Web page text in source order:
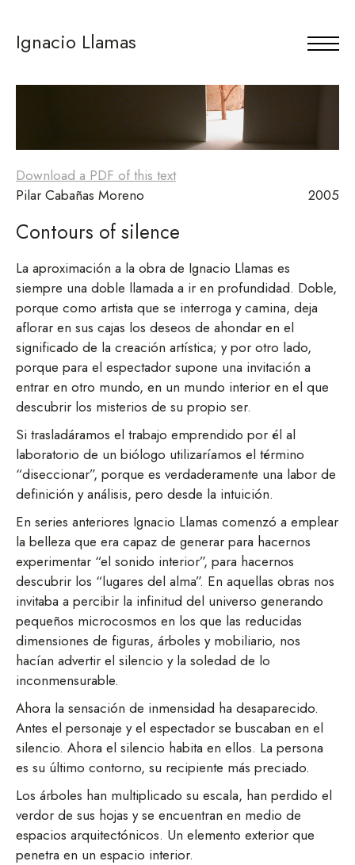
Ignacio Llamas
Pilar Cabañas Moreno 2005
Download a PDF of this text
Contours of silence
La aproximación a la obra de Ignacio Llamas es
siempre una doble llamada a ir en profundidad. Doble,
porque como artista que se interroga y camina, deja
aflorar en sus cajas los deseos de ahondar en el
significado de la creación artística; y por otro lado,
porque para el espectador supone una invitación a
entrar en otro mundo, en un mundo interior en el que
descubrir los misterios de su propio ser.
Si trasladáramos el trabajo emprendido por él al
laboratorio de un biólogo utilizaríamos el término
“diseccionar”, porque es verdaderamente una labor de
definición y análisis, pero desde la intuición.
En series anteriores Ignacio Llamas comenzó a emplear
la belleza que era capaz de generar para hacernos
experimentar “el sonido interior”, para hacernos
descubrir los “lugares del alma”. En aquellas obras nos
invitaba a percibir la infinitud del universo generando
pequeños microcosmos en los que las reducidas
dimensiones de figuras, árboles y mobiliario, nos
hacían advertir el silencio y la soledad de lo
inconmensurable.
Ahora la sensación de inmensidad ha desaparecido.
Antes el personaje y el espectador se buscaban en el
silencio. Ahora el silencio habita en ellos. La persona
es su último contorno, su recipiente más preciado.
Los árboles han multiplicado su escala, han perdido el
verdor de sus hojas y se encuentran en medio de
espacios arquitectónicos. Un elemento exterior que
penetra en un espacio interior.